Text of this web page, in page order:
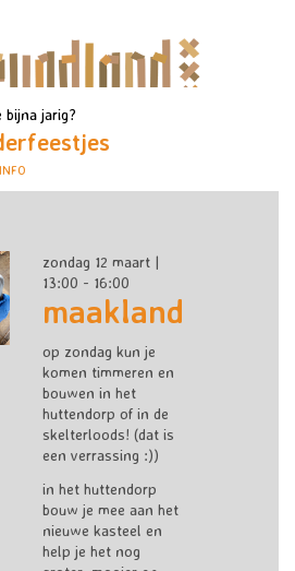
bijna jarig?
zondag 12 maart |
13:00 - 16:00
maakland
op zondag kun je
komen timmeren en
bouwen in het
huttendorp of in de
skelterloods! (dat is
een verrassing :))
in het huttendorp
bouw je mee aan het
nieuwe kasteel en
help je het nog